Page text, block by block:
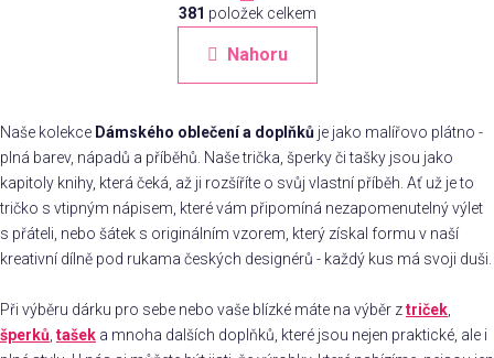
v
l
á
d
c
í
p
r
v
k
v
ý
á
n
k
o
n
í
381 položek celkem
Nahoru
Naše kolekce Dámského oblečení a doplňků je jako malířovo plátno -
plná barev, nápadů a příběhů. Naše trička, šperky či tašky jsou jako
kapitoly knihy, která čeká, až ji rozšíříte o svůj vlastní příběh. Ať už je to
tričko s vtipným nápisem, které vám připomíná nezapomenutelný výlet
s přáteli, nebo šátek s originálním vzorem, který získal formu v naší
kreativní dílně pod rukama českých designérů - každý kus má svoji duši.
Při výběru dárku pro sebe nebo vaše blízké máte na výběr ztriček
šperků tašek a mnoha dalších doplňků, které jsou nejen praktické, ale i